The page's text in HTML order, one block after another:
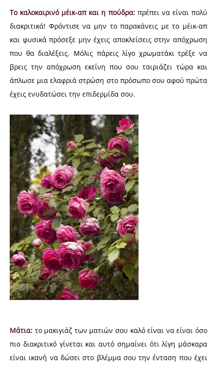
Το καλοκαιρινό μέικ-απ και η πούδρα:πρέπει να είναι πολύ
διακριτικά! Φρόντισε να μην το παρακάνεις με το μέικ-απ
και φυσικά πρόσεξε μην έχεις αποκλείσεις στην απόχρωση
που θα διαλέξεις. Μόλις πάρεις λίγο χρωματάκι τρέξε να
βρεις την απόχρωση εκείνη που σου ταιριάζει τώρα και
άπλωσε μια ελαφριά στρώση στο πρόσωπο σου αφού πρώτα
έχεις ενυδατώσει την επιδερμίδα σου.
Μάτια: το μακιγιάζ των ματιών σου καλό είναι να είναι όσο
πιο διακριτικό γίνεται και αυτό σημαίνει ότι λίγη μάσκαρα
είναι ικανή να δώσει στο βλέμμα σου την ένταση που έχει